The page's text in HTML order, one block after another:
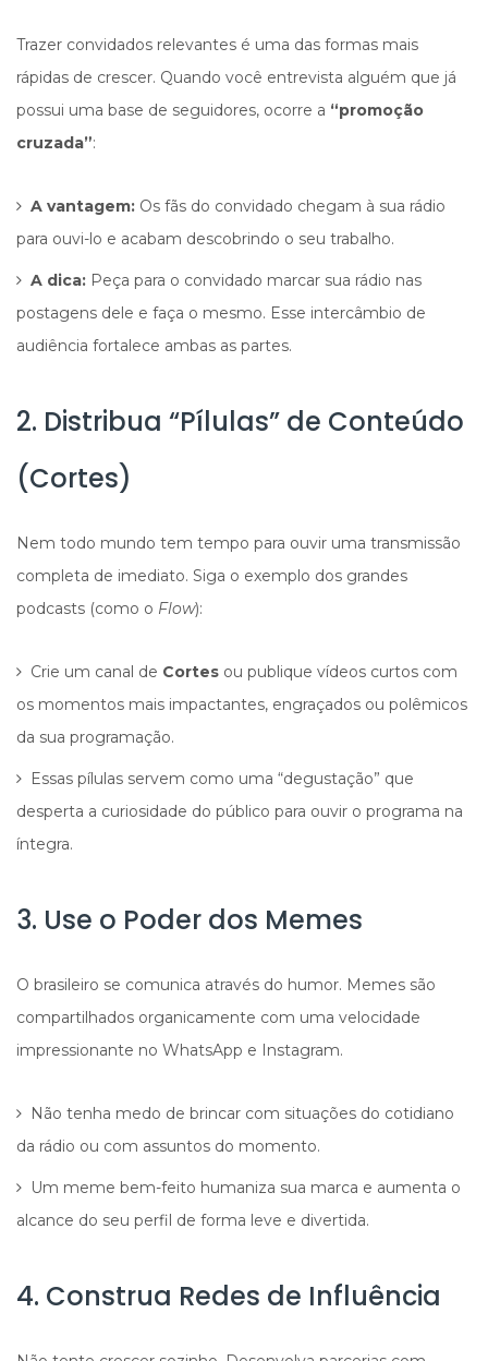
Trazer convidados relevantes é uma das formas mais
rápidas de crescer. Quando você entrevista alguém que já
possui uma base de seguidores, ocorre a “promoção
cruzada”:
A vantagem: Os fãs do convidado chegam à sua rádio
para ouvi-lo e acabam descobrindo o seu trabalho.
A dica: Peça para o convidado marcar sua rádio nas
postagens dele e faça o mesmo. Esse intercâmbio de
audiência fortalece ambas as partes.
2. Distribua “Pílulas” de Conteúdo
(Cortes)
Nem todo mundo tem tempo para ouvir uma transmissão
completa de imediato. Siga o exemplo dos grandes
podcasts (como o Flow):
Crie um canal de Cortes ou publique vídeos curtos com
os momentos mais impactantes, engraçados ou polêmicos
da sua programação.
Essas pílulas servem como uma “degustação” que
desperta a curiosidade do público para ouvir o programa na
íntegra.
3. Use o Poder dos Memes
O brasileiro se comunica através do humor. Memes são
compartilhados organicamente com uma velocidade
impressionante no WhatsApp e Instagram.
Não tenha medo de brincar com situações do cotidiano
da rádio ou com assuntos do momento.
Um meme bem-feito humaniza sua marca e aumenta o
alcance do seu perfil de forma leve e divertida.
4. Construa Redes de Influência